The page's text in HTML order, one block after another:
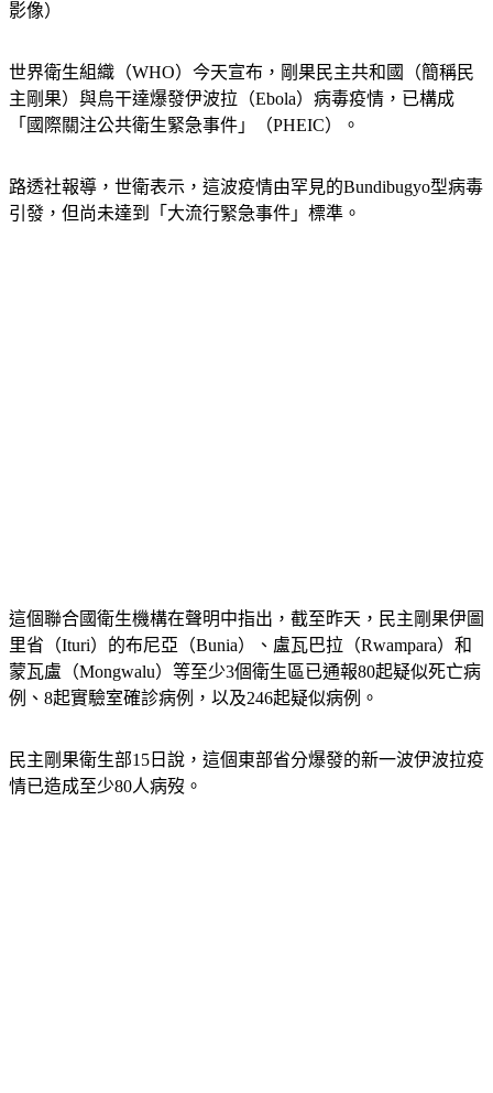
影像）
世界衛生組織（WHO）今天宣布，剛果民主共和國（簡稱民
主剛果）與烏干達爆發伊波拉（Ebola）病毒疫情，已構成
「國際關注公共衛生緊急事件」（PHEIC）。
路透社報導，世衛表示，這波疫情由罕見的Bundibugyo型病毒
引發，但尚未達到「大流行緊急事件」標準。
這個聯合國衛生機構在聲明中指出，截至昨天，民主剛果伊圖
里省（Ituri）的布尼亞（Bunia）、盧瓦巴拉（Rwampara）和
蒙瓦盧（Mongwalu）等至少3個衛生區已通報80起疑似死亡病
例、8起實驗室確診病例，以及246起疑似病例。
民主剛果衛生部15日說，這個東部省分爆發的新一波伊波拉疫
情已造成至少80人病歿。